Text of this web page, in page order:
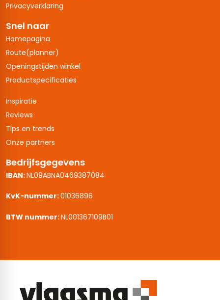
Privacyverklaring
Snel naar
Homepagina
Route(planner)
Openingstijden winkel
Productspecificaties
Inspiratie
Reviews
Tips en trends
Onze partners
Bedrijfsgegevens
IBAN:NL09ABNA0469387084
KvK-nummer:01036896
BTW nummer:NL001367109B01